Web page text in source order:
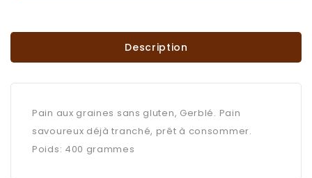
Description
Pain aux graines sans gluten, Gerblé. Pain
savoureux déjà tranché, prêt à consommer.
Poids: 400 grammes